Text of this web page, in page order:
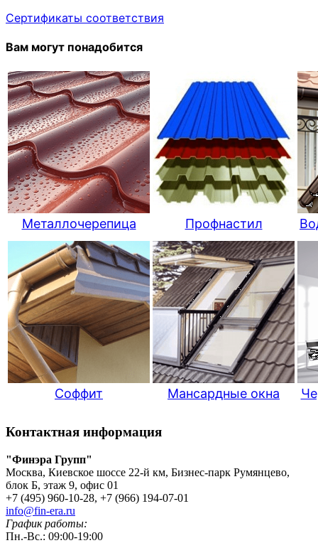
Сертификаты соответствия
Вам могут понадобится
Металлочерепица Профнастил
Соффит Мансардные окна
Контактная информация
"Финэра Групп"
Москва, Киевское шоссе 22-й км, Бизнес-парк Румянцево,
блок Б, этаж 9, офис 01
+7 (495) 960-10-28, +7 (966) 194-07-01
info@fin-era.ru
График работы:
Пн.-Вс.: 09:00-19:00